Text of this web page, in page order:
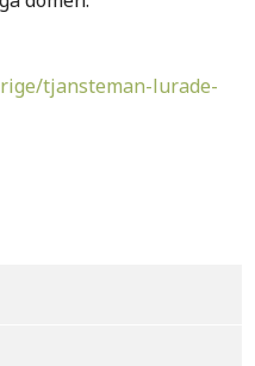
tjansteman-lurade-